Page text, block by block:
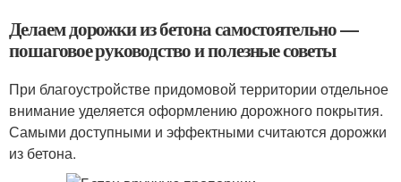
Делаем дорожки из бетона самостоятельно —
пошаговое руководство и полезные советы
При благоустройстве придомовой территории отдельное
внимание уделяется оформлению дорожного покрытия.
Самыми доступными и эффектными считаются дорожки
из бетона.